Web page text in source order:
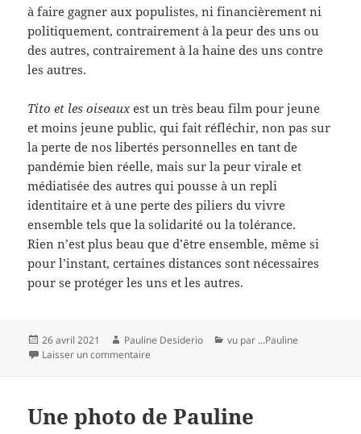
à faire gagner aux populistes, ni financièrement ni
politiquement, contrairement à la peur des uns ou
des autres, contrairement à la haine des uns contre
les autres.
Tito et les oiseauxest un très beau film pour jeune
et moins jeune public, qui fait réfléchir, non pas sur
la perte de nos libertés personnelles en tant de
pandémie bien réelle, mais sur la peur virale et
médiatisée des autres qui pousse à un repli
identitaire et à une perte des piliers du vivre
ensemble tels que la solidarité ou la tolérance.
Rien n’est plus beau que d’être ensemble, même si
pour l’instant, certaines distances sont nécessaires
pour se protéger les uns et les autres.
Publié
le
26 avril 2021 Auteur
Pauline Desiderio Catégories
vu par ...Pauline
Laisser un commentaire
Une photo de Pauline